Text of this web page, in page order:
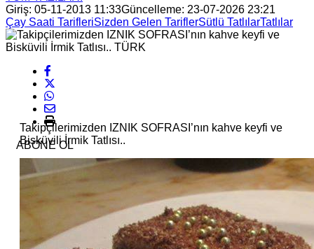
Giriş: 05-11-2013 11:33Güncelleme: 23-07-2026 23:21
Çay Saati TarifleriSizden Gelen TariflerSütlü TatlılarTatlılar
ABONE OL
Takipçilerimizden IZNIK SOFRASI’nın kahve keyfi ve
Bisküvili İrmik Tatlısı..